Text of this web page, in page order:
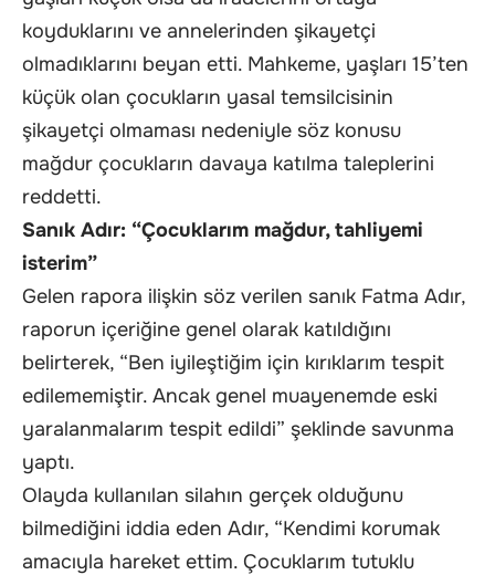
koyduklarını ve annelerinden şikayetçi
olmadıklarını beyan etti. Mahkeme, yaşları 15’ten
küçük olan çocukların yasal temsilcisinin
şikayetçi olmaması nedeniyle söz konusu
mağdur çocukların davaya katılma taleplerini
reddetti.
Sanık Adır: “Çocuklarım mağdur, tahliyemi
isterim”
Gelen rapora ilişkin söz verilen sanık Fatma Adır,
raporun içeriğine genel olarak katıldığını
belirterek, “Ben iyileştiğim için kırıklarım tespit
edilememiştir. Ancak genel muayenemde eski
yaralanmalarım tespit edildi” şeklinde savunma
yaptı.
Olayda kullanılan silahın gerçek olduğunu
bilmediğini iddia eden Adır, “Kendimi korumak
amacıyla hareket ettim. Çocuklarım tutuklu